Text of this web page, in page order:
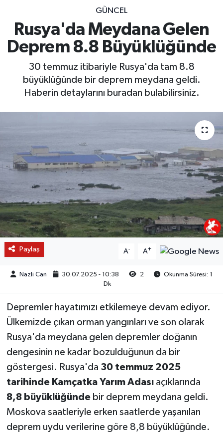
GÜNCEL
Rusya'da Meydana Gelen
Deprem 8.8 Büyüklüğünde
30 temmuz itibariyle Rusya'da tam 8.8
büyüklüğünde bir deprem meydana geldi.
Haberin detaylarını buradan bulabilirsiniz.
Paylaş A- A+
Nazli Can 30.07.2025 - 10:38 2
Okunma Süresi: 1
Dk
Depremler hayatımızı etkilemeye devam ediyor.
Ülkemizde çıkan orman yangınları ve son olarak
Rusya'da meydana gelen depremler doğanın
dengesinin ne kadar bozulduğunun da bir
göstergesi. Rusya'da 30 temmuz 2025
tarihinde Kamçatka Yarım Adasıaçıklarında
8,8 büyüklüğündebir deprem meydana geldi.
Moskova saatleriyle erken saatlerde yaşanılan
deprem uydu verilerine göre 8,8 büyüklüğünde.